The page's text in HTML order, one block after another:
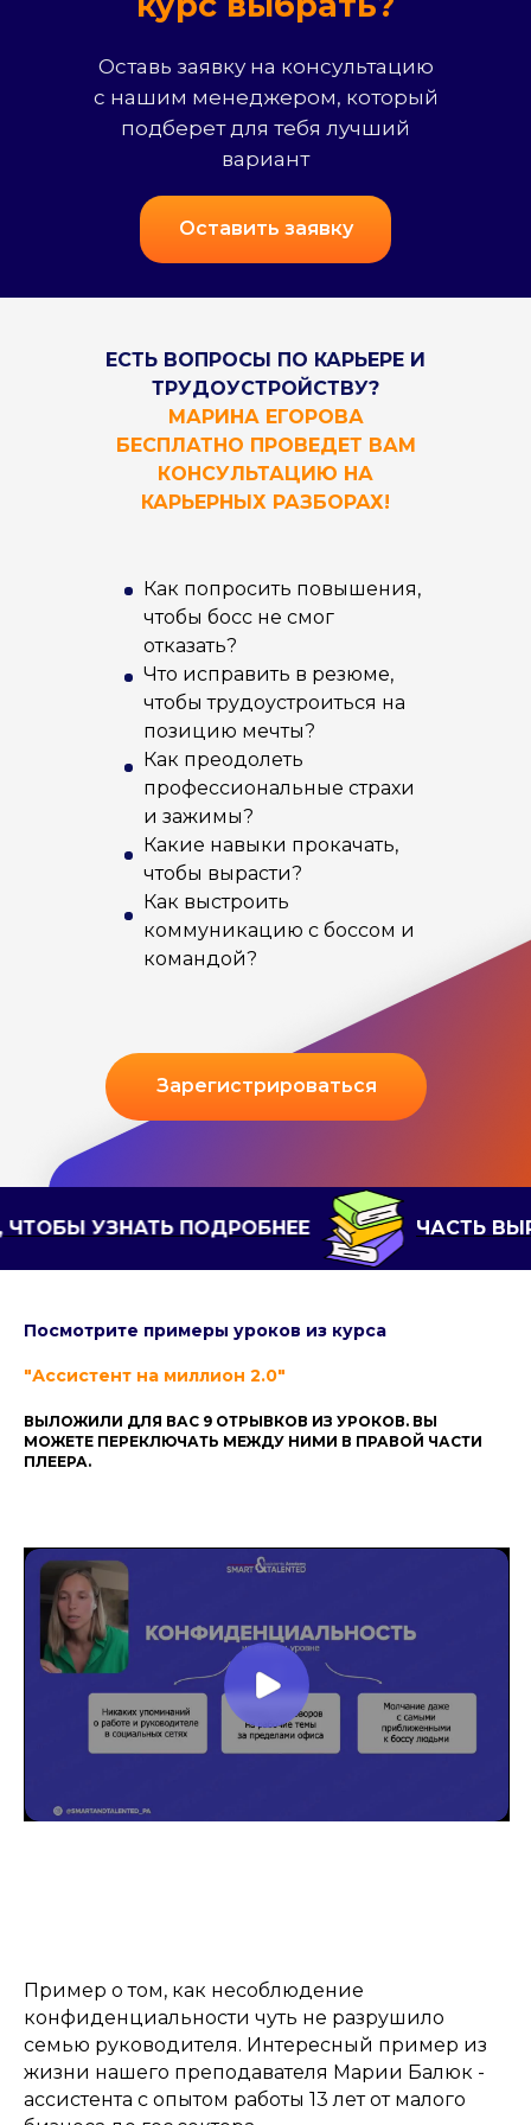
Оставить заявку
Оставь заявку на консультацию
с нашим менеджером, который
подберет для тебя лучший
вариант
ЕСТЬ ВОПРОСЫ ПО КАРЬЕРЕ И
ТРУДОУСТРОЙСТВУ?
МАРИНА ЕГОРОВА
БЕСПЛАТНО ПРОВЕДЕТ ВАМ
КОНСУЛЬТАЦИЮ НА
КАРЬЕРНЫХ РАЗБОРАХ!
Как попросить повышения,
чтобы босс не смог
отказать?
Что исправить в резюме,
чтобы трудоустроиться на
позицию мечты?
Как преодолеть
профессиональные страхи
и зажимы?
Какие навыки прокачать,
чтобы вырасти?
Как выстроить
коммуникацию с боссом и
командой?
Зарегистрироваться
ЧАСТЬ ВЫРУЧЕННЫХ
Посмотрите примеры уроков из курса
"Ассистент на миллион 2.0"
ВЫЛОЖИЛИ ДЛЯ ВАС 9 ОТРЫВКОВ ИЗ УРОКОВ. ВЫ
МОЖЕТЕ ПЕРЕКЛЮЧАТЬ МЕЖДУ НИМИ В ПРАВОЙ ЧАСТИ
ПЛЕЕРА.
Пример о том, как несоблюдение
конфиденциальности чуть не разрушило
семью руководителя. Интересный пример из
жизни нашего преподавателя Марии Балюк -
ассистента с опытом работы 13 лет от малого